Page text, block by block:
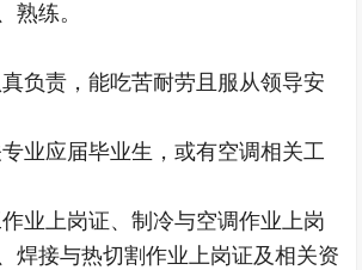
熟练。
负责，能吃苦耐劳且服从领导安
业应届毕业生，或有空调相关工
业上岗证、制冷与空调作业上岗
焊接与热切割作业上岗证及相关资